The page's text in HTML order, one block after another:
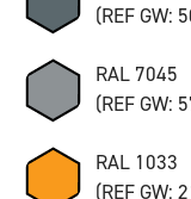
(REF GW:
RAL 7045
(REF GW:
RAL 1033
(REF GW: